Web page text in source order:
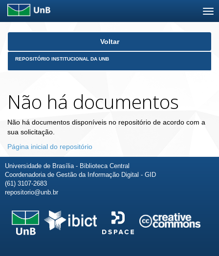
Skip
Voltar
REPOSITÓRIO INSTITUCIONAL DA UNB
Não há documentos
Não há documentos disponíveis no repositório de acordo com a
sua solicitação.
Página inicial do repositório
Universidade de Brasília - Biblioteca Central
Coordenadoria de Gestão da Informação Digital - GID
(61) 3107-2683
repositorio@unb.br